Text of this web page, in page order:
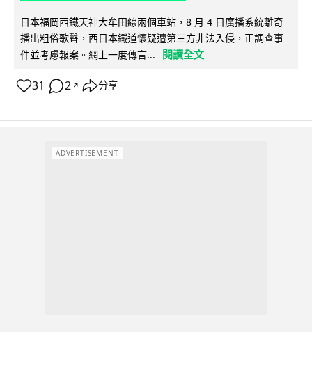
日本福岡西鐵天神大牟田線兩個車站，8 月 4 日廣播系統離奇
播出粗俗歌聲，西日本鐵道懷疑遭第三方非法入侵，正調查事
件並考慮報案。網上一度傳言...
閱讀全文
31 2 ↗ 分享
ADVERTISEMENT